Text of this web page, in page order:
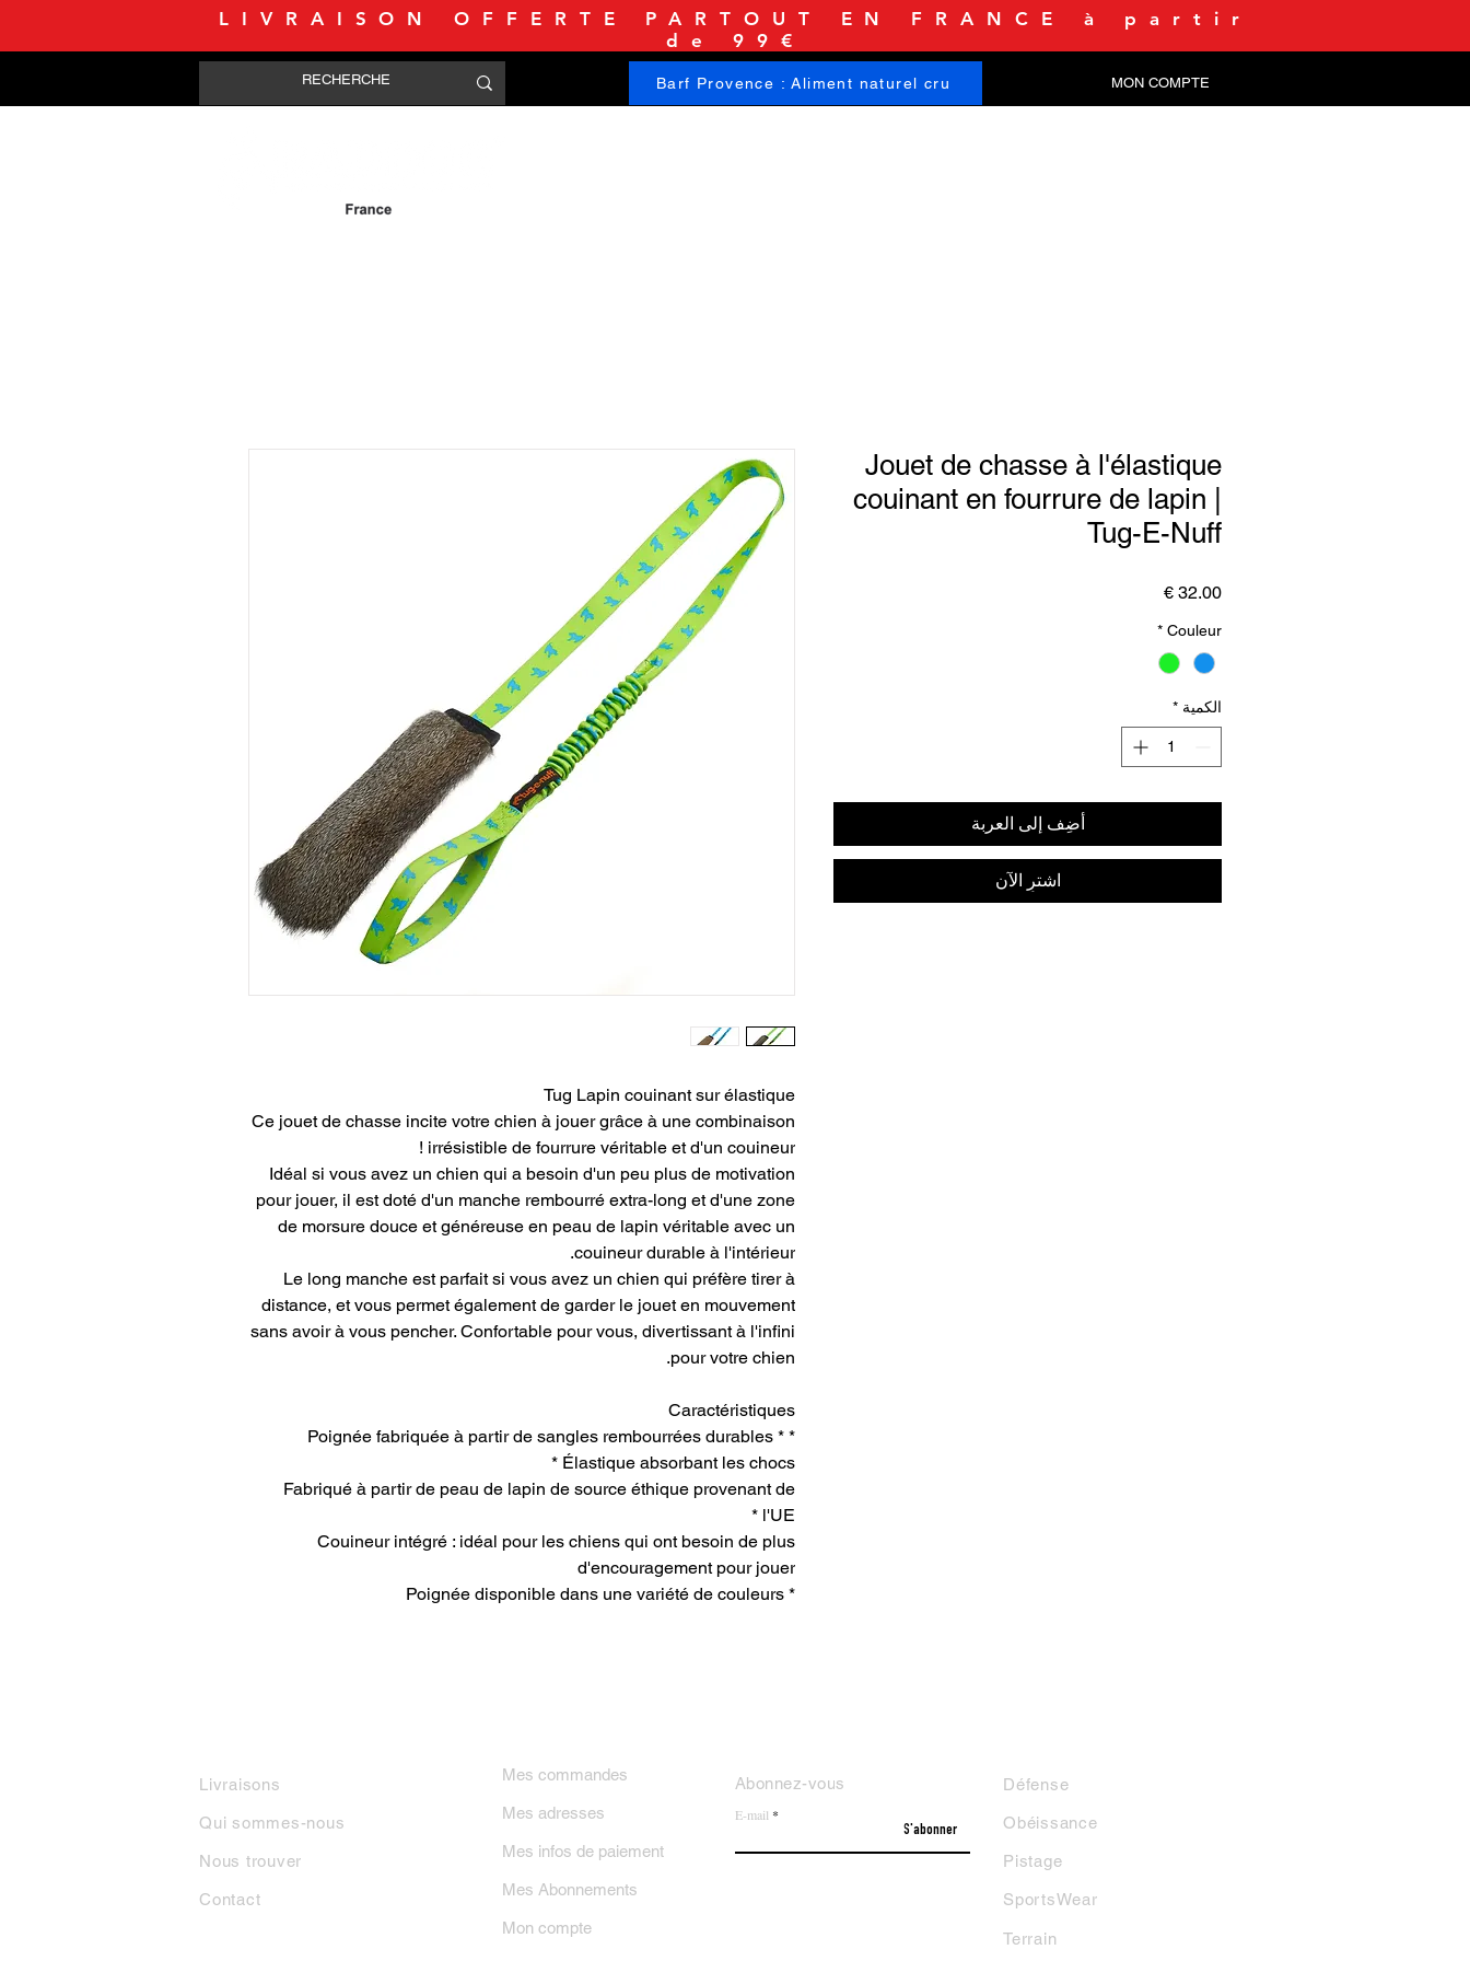
LIVRAISON OFFERTE PARTOUT EN FRANCE à partir
de 99€
Barf Provence : Aliment naturel cru MON COMPTE
Tug Lapin couinant sur élastique
Ce jouet de chasse incite votre chien à jouer grâce à une combinaison
irrésistible de fourrure véritable et d'un couineur !
Idéal si vous avez un chien qui a besoin d'un peu plus de motivation
pour jouer, il est doté d'un manche rembourré extra-long et d'une zone
de morsure douce et généreuse en peau de lapin véritable avec un
couineur durable à l'intérieur.
Le long manche est parfait si vous avez un chien qui préfère tirer à
distance, et vous permet également de garder le jouet en mouvement
sans avoir à vous pencher. Confortable pour vous, divertissant à l'infini
pour votre chien.
Caractéristiques
* Poignée fabriquée à partir de sangles rembourrées durables *
Élastique absorbant les chocs *
Fabriqué à partir de peau de lapin de source éthique provenant de
l'UE *
Couineur intégré : idéal pour les chiens qui ont besoin de plus
d'encouragement pour jouer
* Poignée disponible dans une variété de couleurs
Jouet de chasse à l'élastique
couinant en fourrure de lapin |
Tug-E-Nuff
السعر
Couleur
*
الكمية *
أضِف إلى العربة
اشترِ الآن
Livraisons
Qui sommes-nous
Nous trouver
Contact
Abonnez-vous
E-mail
S'abonner
Défense
Obéissance
Pistage
SportsWear
Terrain
Mes commandes
Mes adresses
Mes infos de paiement
Mes Abonnements
Mon compte